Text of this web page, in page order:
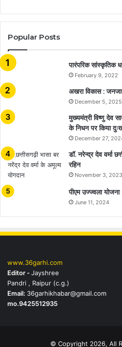
Popular Posts
​​​​​​​पारंपरिक सांस्कृतिक
February 9, 2022
अखरा विकास :
December 5, 2025
मुख्यमंत्री विष्णु देव
के निधन पर किया
December 27,
डॉ. नरेन्द्र देव वर्मा
रहिन
November 3, 2023
पीएम उज्ज्वला
June 11, 2024
www.36garhi.com
Editor -Jayshree
Pandri , Raipur (c.g.)
Email: 36garhikhabar@gmail.com
mo.9425512935
© Copyright 2026, All